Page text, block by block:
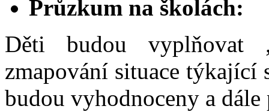
Průzkum na školách:
Děti budou vyplňovat
zmapování situace
budou vyhodnoceny a dále